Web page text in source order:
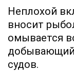
Неплохой
вносит
омывается
добывающий
судов.